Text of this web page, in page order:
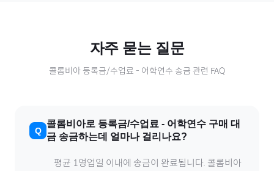
자주 묻는 질문
콜롬비아 등록금/수업료 - 어학연수 송금 관련 FAQ
콜롬비아로 등록금/수업료 - 어학연수 구매 대
금 송금하는데 얼마나 걸리나요?
평균 1영업일 이내에 송금이 완료됩니다. 콜롬비아